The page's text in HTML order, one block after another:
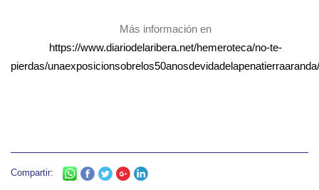
Más información en
https://www.diariodelaribera.net/hemeroteca/no-te-
pierdas/unaexposicionsobrelos50anosdevidadelapenatierraaranda/
Compartir: